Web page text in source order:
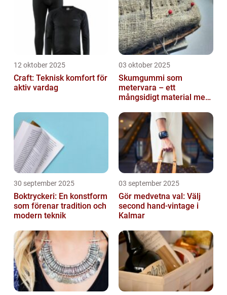
12 oktober 2025
Craft: Teknisk komfort för
aktiv vardag
03 oktober 2025
Skumgummi som
metervara – ett
mångsidigt material med
användningsområden
30 september 2025
Boktryckeri: En konstform
som förenar tradition och
modern teknik
03 september 2025
Gör medvetna val: Välj
second hand-vintage i
Kalmar